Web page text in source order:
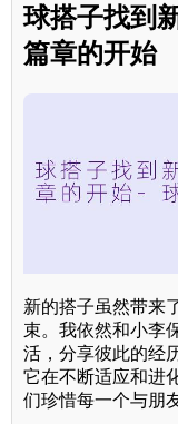
球搭子找到
篇章的开始
新的搭子虽然带来
束。我依然和小李
活，分享彼此的经
它在不断适应和进
们珍惜每一个与朋